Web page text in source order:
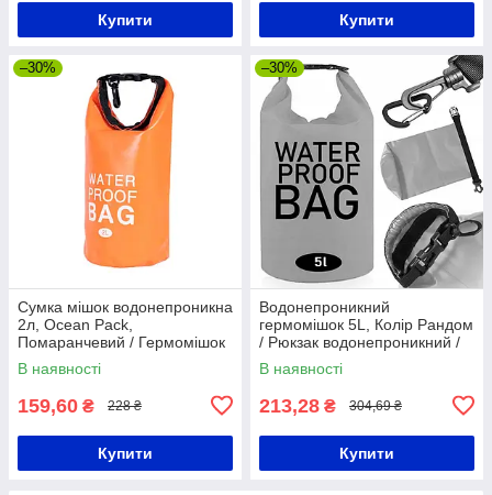
Купити Купити
–30%
Сумка мішок водонепроникна
2л, Ocean Pack,
Помаранчевий / Гермомішок
/ Сумка для плавання
В наявності
159,60 ₴ 228 ₴
Купити
–30%
Водонепроникний
гермомішок 5L, Колір Рандом
/ Рюкзак водонепроникний /
Водостійка сумка
В наявності
213,28 ₴ 304,69 ₴
Купити